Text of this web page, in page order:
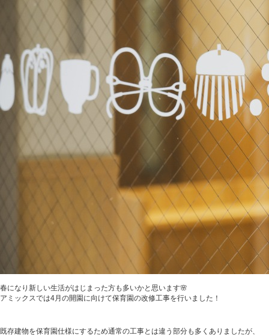
春になり新しい生活がはじまった方も多いかと思います🌸
アミックスでは4月の開園に向けて保育園の改修工事を行いました！
既存建物を保育園仕様にするため通常の工事とは違う部分も多くありましたが、